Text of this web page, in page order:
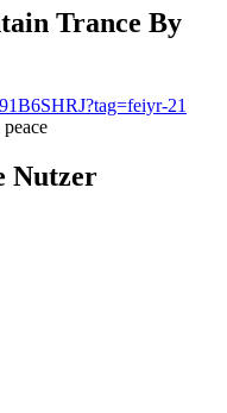
Trance By
Nutzer